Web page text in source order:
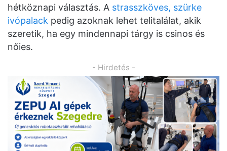
hétköznapi választás. A strasszköves, szürke
ivópalack pedig azoknak lehet telitalálat, akik
szeretik, ha egy mindennapi tárgy is csinos és
nőies.
- Hirdetés -